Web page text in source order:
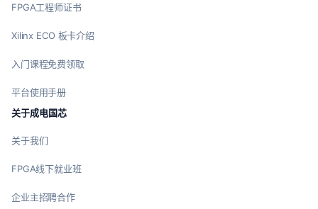
FPGA工程师证书
Xilinx ECO 板卡介绍
入门课程免费领取
平台使用手册
关于成电国芯
关于我们
FPGA线下就业班
企业主招聘合作